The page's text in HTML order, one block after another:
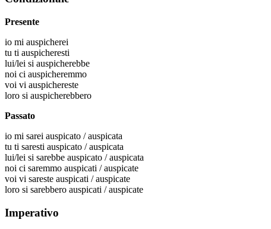
Presente
io mi auspicherei
tu ti auspicheresti
lui/lei si auspicherebbe
noi ci auspicheremmo
voi vi auspichereste
loro si auspicherebbero
Passato
io mi sarei auspicato / auspicata
tu ti saresti auspicato / auspicata
lui/lei si sarebbe auspicato / auspicata
noi ci saremmo auspicati / auspicate
voi vi sareste auspicati / auspicate
loro si sarebbero auspicati / auspicate
Imperativo